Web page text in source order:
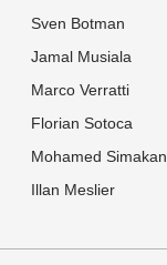
Sven Botman
Jamal Musiala
Marco Verratti
Florian Sotoca
Mohamed Simakan
Illan Meslier